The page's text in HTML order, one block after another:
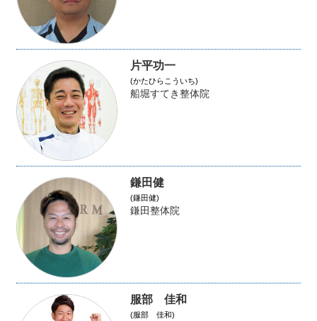
片平功一
(かたひらこういち)
船堀すてき整体院
鎌田健
(鎌田健)
鎌田整体院
服部 佳和
(服部 佳和)